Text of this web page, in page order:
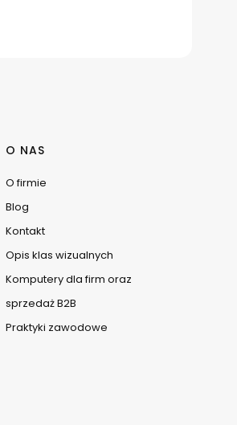
O NAS
O firmie
Blog
Kontakt
Opis klas wizualnych
Komputery dla firm oraz
sprzedaż B2B
Praktyki zawodowe